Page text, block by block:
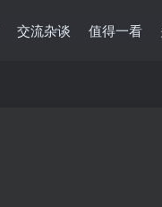
交流杂谈 值得一看